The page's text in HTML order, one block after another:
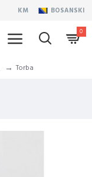
KM BOSANSKI
0
Torba